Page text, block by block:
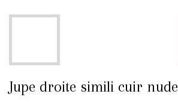
Jupe droite simili cuir nude